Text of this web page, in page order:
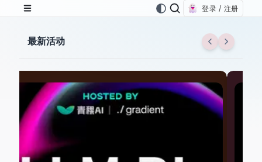
登录 / 注册
最新活动